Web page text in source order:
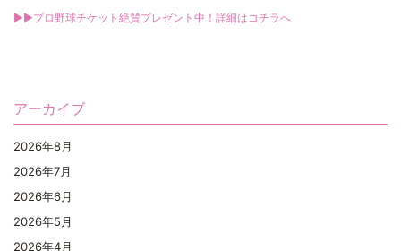
▶▶プロ野球チケット絶賛プレゼント中！詳細はコチラへ
アーカイブ
2026年8月
2026年7月
2026年6月
2026年5月
2026年4月